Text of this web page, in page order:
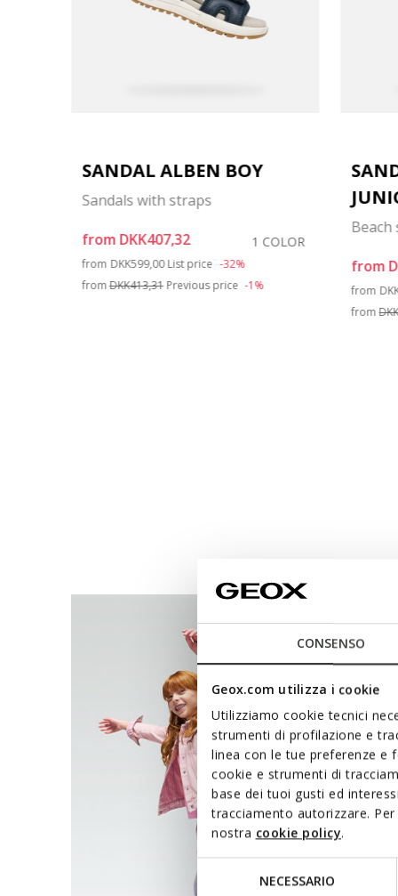
CONSENSO
Geox.com utilizza i cookie
Utilizziamo cookie tecnici
strumenti di profilazione e
linea con le tue preferenze e
cookie e strumenti di
base dei tuoi gusti ed
tracciamento autorizzare.
nostra cookie policy.
NECESSARIO
SANDAL ALBEN BOY
Sandals with straps
from DKK407,32 1 COLOR
from Price reduced from
DKK599,00 to
List price -32%
fromDKK413,31Previous price -1%
Beach
from
from
from